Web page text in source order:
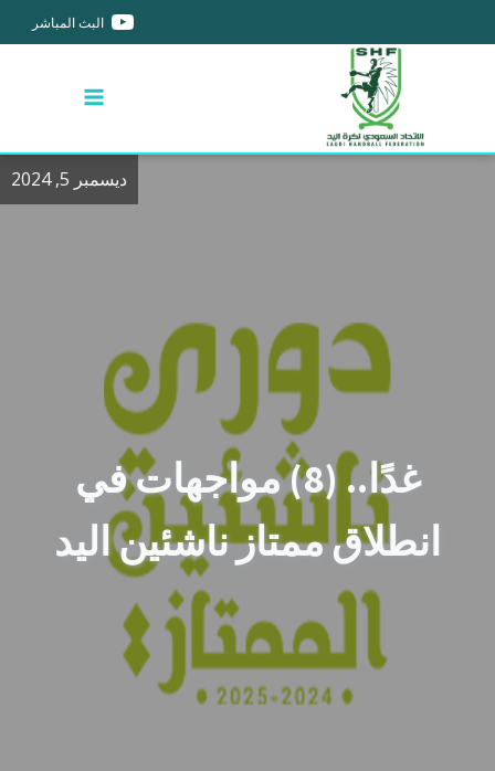
البث المباشر
ديسمبر 5, 2024
غدًا.. (8) مواجهات في
انطلاق ممتاز ناشئين اليد